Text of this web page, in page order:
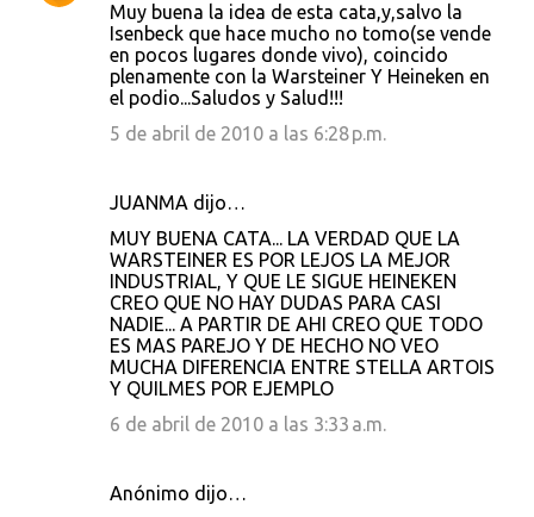
Muy buena la idea de esta cata,y,salvo la
Isenbeck que hace mucho no tomo(se vende
en pocos lugares donde vivo), coincido
plenamente con la Warsteiner Y Heineken en
el podio...Saludos y Salud!!!
5 de abril de 2010 a las 6:28 p.m.
JUANMA dijo…
MUY BUENA CATA... LA VERDAD QUE LA
WARSTEINER ES POR LEJOS LA MEJOR
INDUSTRIAL, Y QUE LE SIGUE HEINEKEN
CREO QUE NO HAY DUDAS PARA CASI
NADIE... A PARTIR DE AHI CREO QUE TODO
ES MAS PAREJO Y DE HECHO NO VEO
MUCHA DIFERENCIA ENTRE STELLA ARTOIS
Y QUILMES POR EJEMPLO
6 de abril de 2010 a las 3:33 a.m.
Anónimo dijo…